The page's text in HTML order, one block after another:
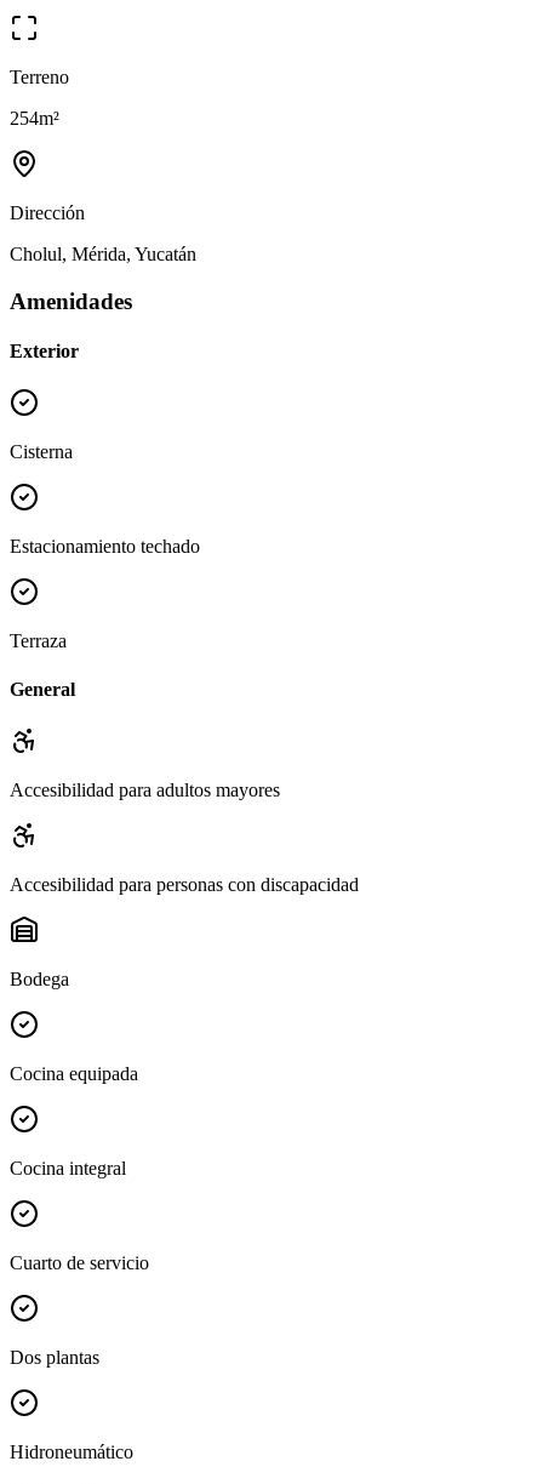
Terreno
254m²
Dirección
Cholul, Mérida, Yucatán
Amenidades
Exterior
Cisterna
Estacionamiento techado
Terraza
General
Accesibilidad para adultos mayores
Accesibilidad para personas con discapacidad
Bodega
Cocina equipada
Cocina integral
Cuarto de servicio
Dos plantas
Hidroneumático